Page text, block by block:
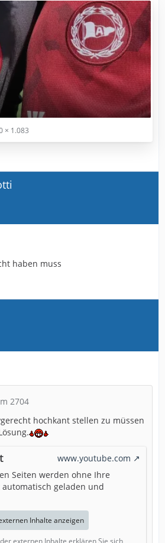
× 1.083
haben muss
2704
hochkant stellen zu müssen
www.youtube.com
Seiten werden ohne Ihre
geladen und
Inhalte anzeigen